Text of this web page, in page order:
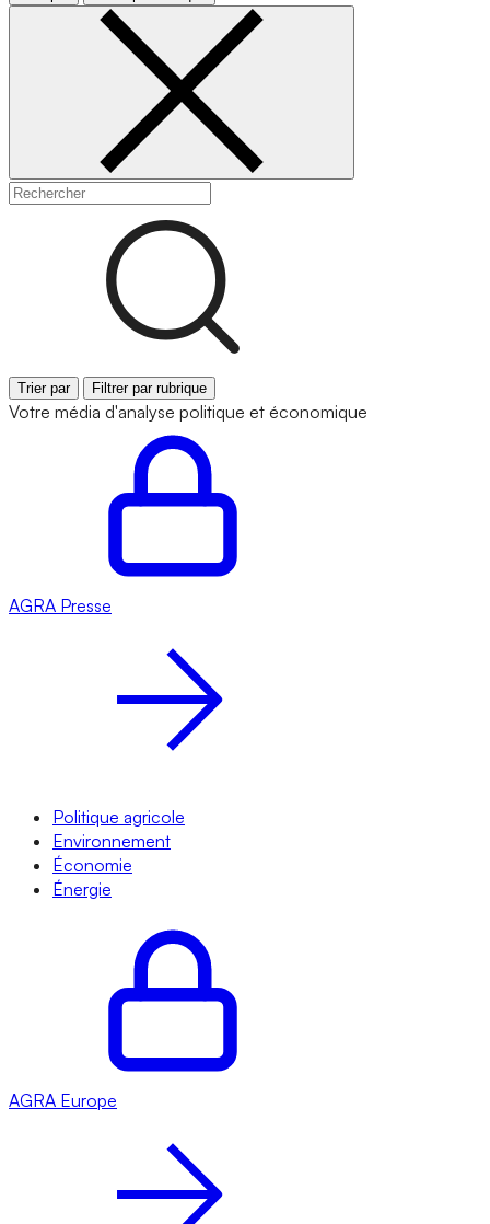
Trier par Filtrer par rubrique
Votre média d'analyse politique et économique
AGRA Presse
Politique agricole
Environnement
Économie
Énergie
AGRA Europe